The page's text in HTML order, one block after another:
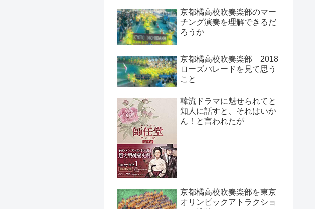
京都橘高校吹奏楽部のマー
チング演奏を理解できるだ
ろうか
京都橘高校吹奏楽部 2018
ローズパレードを見て思う
こと
韓流ドラマに魅せられてと
知人に話すと、それはいか
ん！と言われたが
京都橘高校吹奏楽部を東京
オリンピックアトラクショ